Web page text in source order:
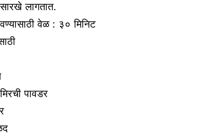
लागतात.
वेळ : ३० मिनिट
पावडर